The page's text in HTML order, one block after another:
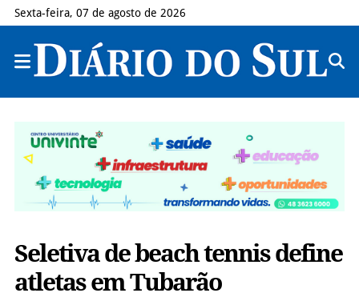
Sexta-feira, 07 de agosto de 2026
Seletiva de beach tennis define
atletas em Tubarão